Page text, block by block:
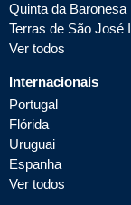
Quinta da Baronesa
Terras de São José I
Ver todos
Internacionais
Portugal
Flórida
Uruguai
Espanha
Ver todos